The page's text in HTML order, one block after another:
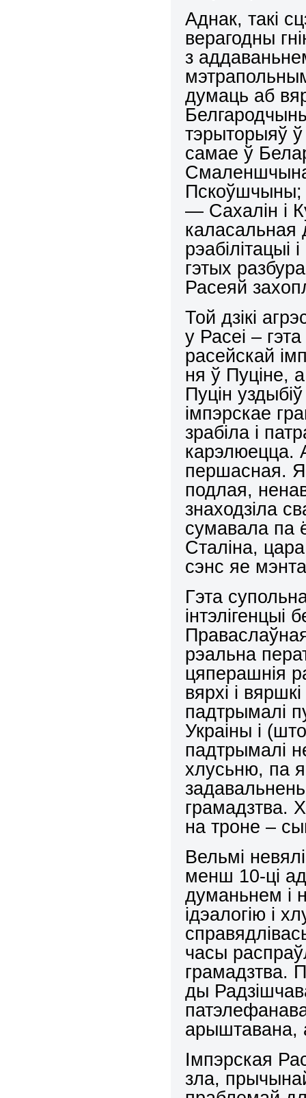
Аднак, такі
верагодны
з
думаць аб
тэрыторыяў
самае ў
Пскоўшчыны;
— Сахалін і
каласальная
рэабілітацыі
гэтых
Расеяй
Той дзікі
у Расеі –
расейскай
ня ў Пуціне,
Пуцін
імпэрскае
зрабіла і
карэлюецца.
першасная.
подлая,
знаходзіла
сумавала па
Сталіна,
сэнс яе
Гэта
інтэлігенцыі
рэальна
цяперашнія
вярхі і
падтрымалі
Украіны і
падтрымалі
хлусьню, па
грамадзтва.
на троне –
Вельмі
менш 10-ці
думаньнем і
ідэалогію і
часы
грамадзтва.
ды
арыштавана,
Імпэрская
зла,